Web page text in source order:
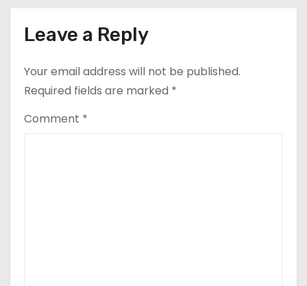
Leave a Reply
Your email address will not be published.
Required fields are marked *
Comment *